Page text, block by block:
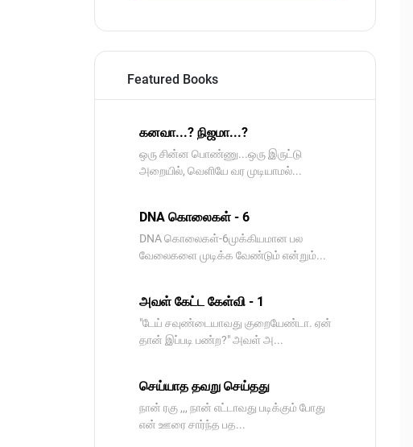
Featured Books
கனவா...? நிஜமா...?
ஒரு சின்ன பொண்ணு...ஒரு இருட்டு
அறையில், வெளியே வர முடியாமல்...
DNA கொலைகள் - 6
DNA கொலைகள்-6முக்கியமான பல
வேலைகளை முடிக்க வேண்டும் என்றும்...
அவள் கேட்ட கேள்வி - 1
"டேய் சவுண்டையாவது குறையேண்டா. ஏன்
தான் இப்படி பண்ற?" அவள் அ...
செய்யாத தவறு செய்தது
நான் ரகு ,,, நான் எட்டாவது படிக்கும் போது
என் ஊரை சார்ந்த பத...